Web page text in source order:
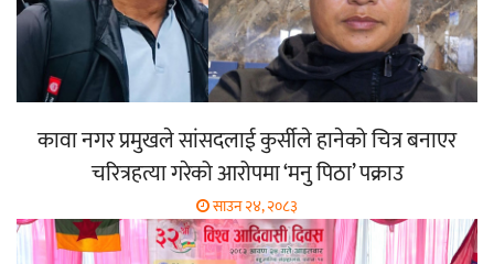
कावा नगर प्रमुखले सांसदलाई कुर्सीले हानेको चित्र बनाएर
चरित्रहत्या गरेको आरोपमा ‘मनु पिठा’ पक्राउ
साउन २४, २०८३